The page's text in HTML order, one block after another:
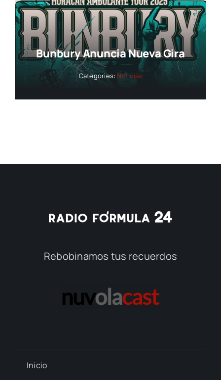
Bunbury Anuncia Nueva Gira
Categories: Noticias
Rebobinamos tus recuerdos
Inicio